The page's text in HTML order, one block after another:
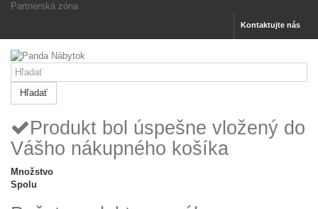
Partnerská zóna
Kontaktujte nás
Hľadať
Produkt bol úspešne vložený do
Vášho nákupného košíka
Množstvo
Spolu